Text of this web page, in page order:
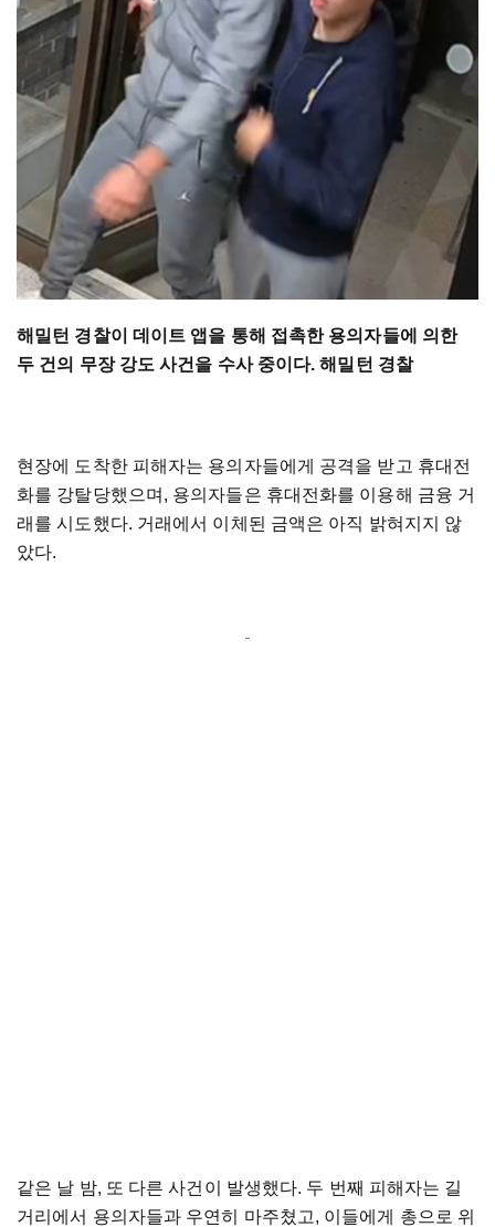
해밀턴 경찰이 데이트 앱을 통해 접촉한 용의자들에 의한
두 건의 무장 강도 사건을 수사 중이다. 해밀턴 경찰
현장에 도착한 피해자는 용의자들에게 공격을 받고 휴대전
화를 강탈당했으며, 용의자들은 휴대전화를 이용해 금융 거
래를 시도했다. 거래에서 이체된 금액은 아직 밝혀지지 않
았다.
같은 날 밤, 또 다른 사건이 발생했다. 두 번째 피해자는 길
거리에서 용의자들과 우연히 마주쳤고, 이들에게 총으로 위